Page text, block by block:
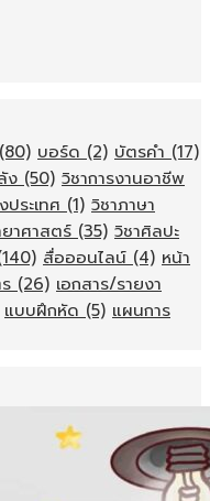
(80) บอร์ด (2) บัตรคำ (17)
ง (50) วิชาการงานอาชีพ
ประเทศ (1) วิชาภาษา
าศาสตร์ (35) วิชาศิลปะ
สื่อออนไลน์ (4) หน้า
(26) เอกสาร/รายงา
แบบฝึกหัด (5) แผนการ